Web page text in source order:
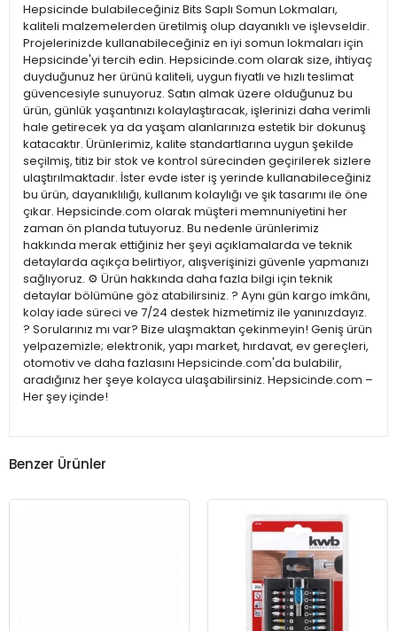
Hepsicinde bulabileceğiniz Bits Saplı Somun Lokmaları,
kaliteli malzemelerden üretilmiş olup dayanıklı ve işlevseldir.
Projelerinizde kullanabileceğiniz en iyi somun lokmaları için
Hepsicinde'yi tercih edin. Hepsicinde.com olarak size, ihtiyaç
duyduğunuz her ürünü kaliteli, uygun fiyatlı ve hızlı teslimat
güvencesiyle sunuyoruz. Satın almak üzere olduğunuz bu
ürün, günlük yaşantınızı kolaylaştıracak, işlerinizi daha verimli
hale getirecek ya da yaşam alanlarınıza estetik bir dokunuş
katacaktır. Ürünlerimiz, kalite standartlarına uygun şekilde
seçilmiş, titiz bir stok ve kontrol sürecinden geçirilerek sizlere
ulaştırılmaktadır. İster evde ister iş yerinde kullanabileceğiniz
bu ürün, dayanıklılığı, kullanım kolaylığı ve şık tasarımı ile öne
çıkar. Hepsicinde.com olarak müşteri memnuniyetini her
zaman ön planda tutuyoruz. Bu nedenle ürünlerimiz
hakkında merak ettiğiniz her şeyi açıklamalarda ve teknik
detaylarda açıkça belirtiyor, alışverişinizi güvenle yapmanızı
sağlıyoruz. ⚙️ Ürün hakkında daha fazla bilgi için teknik
detaylar bölümüne göz atabilirsiniz. ? Aynı gün kargo imkânı,
kolay iade süreci ve 7/24 destek hizmetimiz ile yanınızdayız.
? Sorularınız mı var? Bize ulaşmaktan çekinmeyin! Geniş ürün
yelpazemizle; elektronik, yapı market, hırdavat, ev gereçleri,
otomotiv ve daha fazlasını Hepsicinde.com'da bulabilir,
aradığınız her şeye kolayca ulaşabilirsiniz. Hepsicinde.com –
Her şey içinde!
Benzer Ürünler